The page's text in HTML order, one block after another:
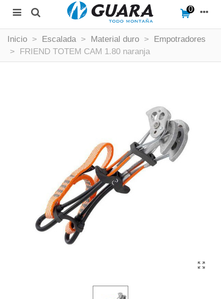
0
Inicio > Escalada > Material duro >
Empotradores
>
FRIEND TOTEM CAM 1.80 naranja